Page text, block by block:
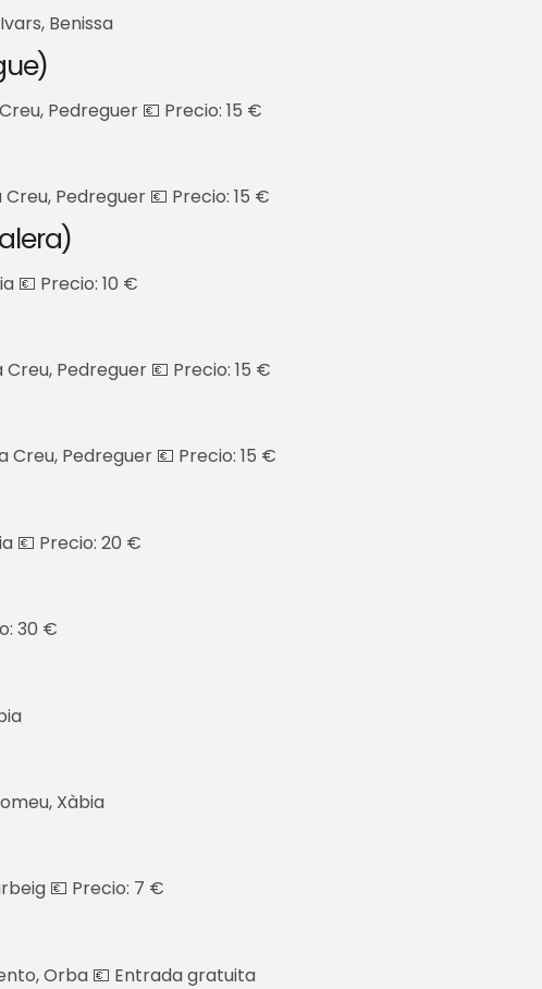
Benissa
Pedreguer 💶 Precio: 15 €
Creu, Pedreguer 💶 Precio: 15 €
💶 Precio: 10 €
Creu, Pedreguer 💶 Precio: 15 €
Creu, Pedreguer 💶 Precio: 15 €
💶 Precio: 20 €
30 €
Xàbia
💶 Precio: 7 €
Orba 💶 Entrada gratuita